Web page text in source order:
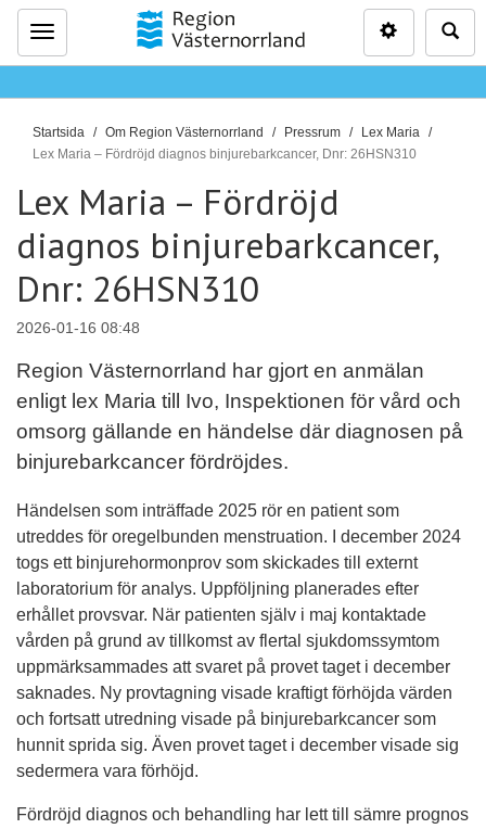
Meny
D
u
r
h
ä
r
:
Startsida Om Region Västernorrland Pressrum
Lex Maria
Lex Maria – Fördröjd diagnos binjurebarkcancer, Dnr: 26HSN310
Lex Maria – Fördröjd
diagnos binjurebarkcancer,
Dnr: 26HSN310
2026-01-16 08:48
Region Västernorrland har gjort en anmälan
enligt lex Maria till Ivo, Inspektionen för vård och
omsorg gällande en händelse där diagnosen på
binjurebarkcancer fördröjdes.
Händelsen som inträffade 2025 rör en patient som
utreddes för oregelbunden menstruation. I december 2024
togs ett binjurehormonprov som skickades till externt
laboratorium för analys. Uppföljning planerades efter
erhållet provsvar. När patienten själv i maj kontaktade
vården på grund av tillkomst av flertal sjukdomssymtom
uppmärksammades att svaret på provet taget i december
saknades. Ny provtagning visade kraftigt förhöjda värden
och fortsatt utredning visade på binjurebarkcancer som
hunnit sprida sig. Även provet taget i december visade sig
sedermera vara förhöjd.
Fördröjd diagnos och behandling har lett till sämre prognos